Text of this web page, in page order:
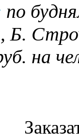
по
Б.
на